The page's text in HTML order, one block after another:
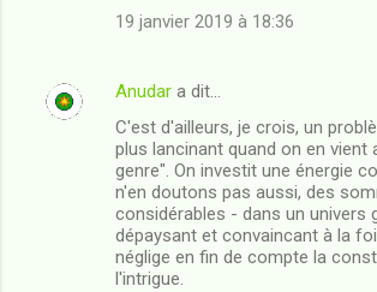
a
19 janvier 2019 à 18:36
Anudar a dit…
C'est d'ailleurs, je crois, un
plus lancinant quand on en vient
genre". On investit une énergie
n'en doutons pas aussi, des
considérables - dans un univers
dépaysant et convaincant à la
néglige en fin de compte la
l'intrigue.